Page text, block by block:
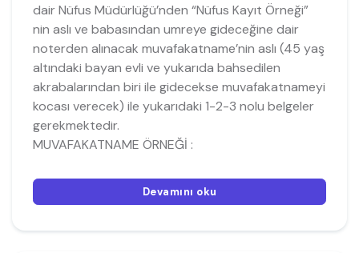
dair Nüfus Müdürlüğü’nden “Nüfus Kayıt Örneği”
nin aslı ve babasından umreye gideceğine dair
noterden alınacak muvafakatname’nin aslı (45 yaş
altındaki bayan evli ve yukarıda bahsedilen
akrabalarından biri ile gidecekse muvafakatnameyi
kocası verecek) ile yukarıdaki 1-2-3 nolu belgeler
gerekmektedir.
MUVAFAKATNAME ÖRNEĞİ :
Devamını oku